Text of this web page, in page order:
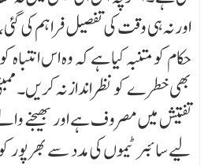
اور نہ ہی وقت کی تفصیل فراہم کی
حکام کو متنبہ کیا ہے کہ وہ اس
بھی خطرے کو نظرانداز نہ کریں۔
تفتیش میں مصروف ہے اور بھیجنے
لیے سائبر ٹیموں کی مدد سے